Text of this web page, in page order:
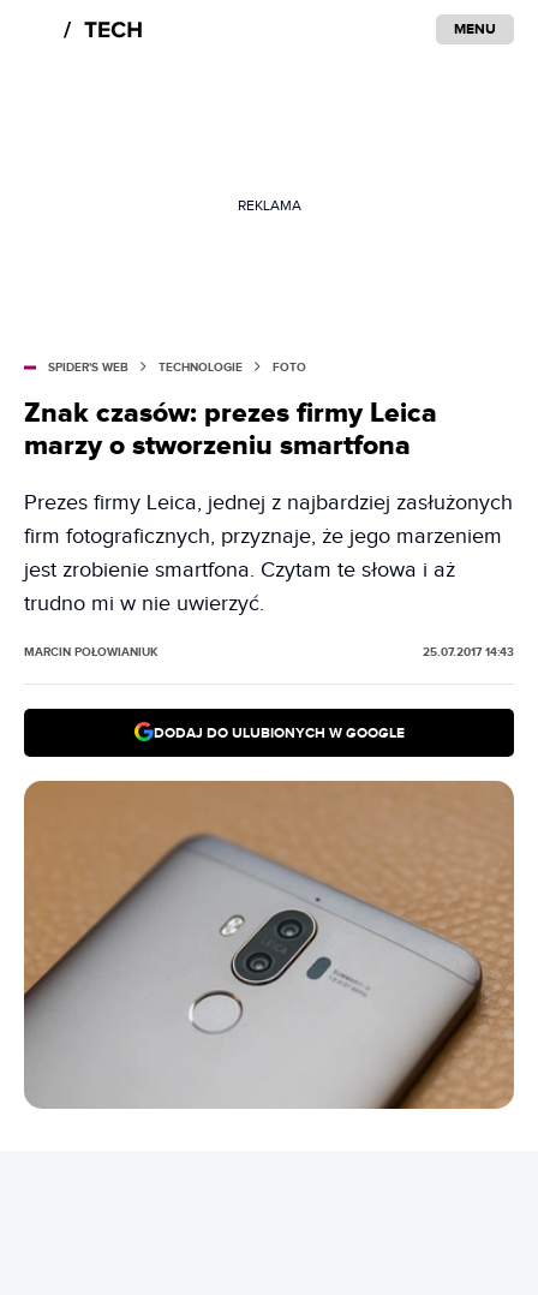
MENU
REKLAMA
SPIDER'S WEB TECHNOLOGIE FOTO
Znak czasów: prezes firmy Leica
marzy o stworzeniu smartfona
Prezes firmy Leica, jednej z najbardziej zasłużonych
firm fotograficznych, przyznaje, że jego marzeniem
jest zrobienie smartfona. Czytam te słowa i aż
trudno mi w nie uwierzyć.
MARCIN POŁOWIANIUK 25.07.2017 14:43
DODAJ DO ULUBIONYCH W GOOGLE